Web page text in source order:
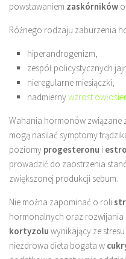
powstawaniem zaskórników
Różnego rodzaju zaburzenia
hiperandrogenizm,
zespół policystycznych
nieregularne miesiączki,
nadmiernywzrost
Wahania hormonów związane
mogą nasilać symptomy
poziomy progesteronu i
prowadzić do zaostrzenia
zwiększonej produkcji sebum.
Nie można zapominać o roli
hormonalnych oraz rozwijania
kortyzolu wynikający ze
niezdrowa dieta bogata w